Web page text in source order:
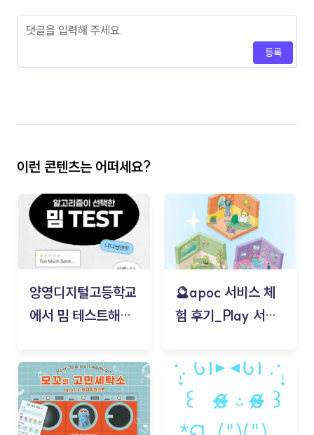
등록
이런 콘텐츠는 어떠세요?
양영디지털고등학교
에서 밈 테스트해보
🔮apoc 서비스 체
험 후기_Play 서비
김태현